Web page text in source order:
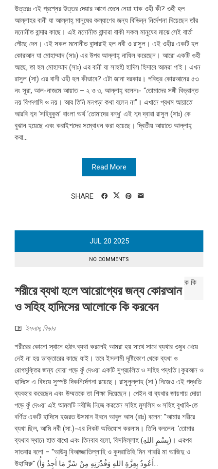
উত্তরঃ এই প্রশ্নের উত্তর দেয়ার আগে জেনে নেয়া যাক ওহী কী? ওহী হল
আল্লাহর বানী যা আল্লাহ্‌ মানুষের কল্যাণের জন্য বিভিন্ন নির্দেশনা দিয়েছেন তাঁর
মনোনীত বান্দার কাছে। এই মনোনীত বান্দারা বাকী সকল মানুষের মাঝে সেই বার্তা
পৌছে দেন। এই সকল মনোনীত বান্দারাই হল নবী ও রাসুল। এই ওহীর একটি হল
কোরআন যা মোহাম্মাদ (সাঃ) এর উপর আল্লাহ্‌ নাযিল করেছেন। আরো একটি ওহী
আছে, তা হল মোহাম্মাদ (সাঃ) এর বানী যা সাহহী হাদিস হিসাবে আমরা পাই। এখন
রাসুল (সা) এর বানী ওহী হল কীভাবে? এটা জানা দরকার। পবিত্র কোরআনের ৫৩
নং সূরা, আল-নাজমে আয়াত – ২ ও ৩, আল্লাহ্‌ বলেনঃ- “তোমাদের সঙ্গী বিভ্রান্ত
নয় বিপদ্গামি ও নয়। আর তিনি মনগড়া কথা বলেন না”। এখানে প্রথম আয়াতে
আরবি শব্দ ‘সহিবুকুম’ বাংলা অর্থ ‘তোমাদের বন্ধু’ এই শব্দ দ্বারা রাসুল (সাঃ) কে
বুঝান হয়েছে এবং করাইশদের সম্বোধন করা হয়েছে। দ্বিতীয় আয়াতে আল্লাহ্‌
করা...
Read More
SHARE
JUL 20 2025
NO COMMENTS
শরীরে ব্যথা হলে আরোগ্যের জন্য কোরআন
ও সহিহ হাদিসের আলোকে কি করবেন
ইসলাম, ফিচার
শরীরের কোনো স্থানে হঠাৎ ব্যথা করলেই আমরা হয় সাথে সাথে ব্যথার ওষুধ খেয়ে
নেই না হয় ডাক্তারের কাছে যাই। তবে ইসলামী দৃষ্টিকোণ থেকে ব্যথা ও
রোগমুক্তির জন্য দোয়া পড়ে ফুঁ দেওয়া একটি সুপ্রচলিত ও সহিহ পদ্ধতি।কুরআন ও
হাদিসে এ বিষয়ে সুস্পষ্ট দিকনির্দেশনা রয়েছে। রাসূলুল্লাহ (সা.) নিজেও এই পদ্ধতি
ব্যবহার করেছেন এবং উম্মতকে তা শিক্ষা দিয়েছেন। পেইন বা ব্যথার জায়গায় দোয়া
পড়ে ফুঁ দেওয়া এই আমলটি নবীজি নিজে করতেন সহিহ মুসলিম ও সহিহ বুখারি-তে
বর্ণিত একটি হাদিসে হজরত উসমান ইবনে আবুল আস (রাঃ) বলেন: "আমার শরীরে
ব্যথা ছিল, আমি নবী (সা.)-এর নিকট অভিযোগ করলাম। তিনি বললেন: ‘তোমার
ব্যথার স্থানে হাত রাখো এবং তিনবার বলো, বিসমিল্লাহ (بِسْمِ اللهِ)। এরপর
সাতবার বলো – "আউযু বিআজ্জাতিল্লাহি ও কুদরাতিহি মিন শাররি মা আজিদু ও
উহাযিরু" (أَعُوذُ بِعِزَّةِ اللهِ وَقُدْرَتِهِ مِنْ شَرِّ مَا أَجِدُ وَأُ...